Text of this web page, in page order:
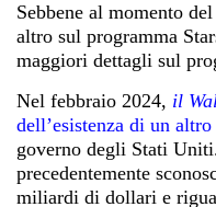
Sebbene al momento
altro sul programma
maggiori dettagli sul
Nel febbraio 2024, il
dell’esistenza di un
governo degli Stati
precedentemente
miliardi di dollari e